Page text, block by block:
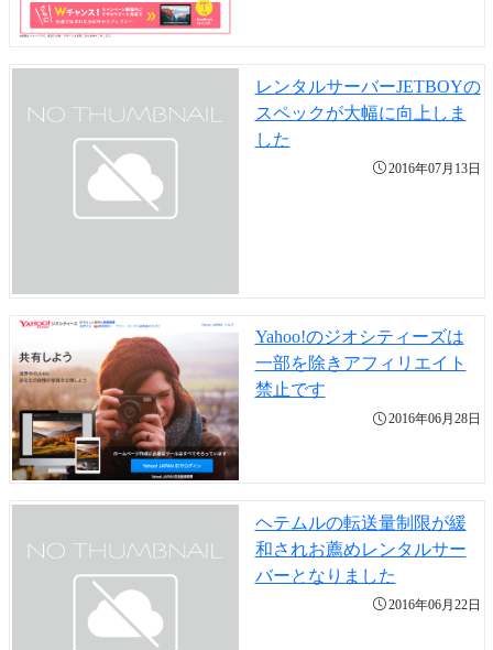
レンタルサーバーJETBOYの
スペックが大幅に向上しま
した
2016年07月13日
Yahoo!のジオシティーズは
一部を除きアフィリエイト
禁止です
2016年06月28日
ヘテムルの転送量制限が緩
和されお薦めレンタルサー
バーとなりました
2016年06月22日